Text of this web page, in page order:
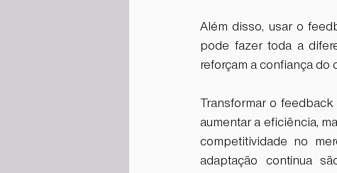
Além disso, usar o
pode fazer toda a
reforçam a confiança do
Transformar o
aumentar a eficiência,
competitividade no
adaptação contínua